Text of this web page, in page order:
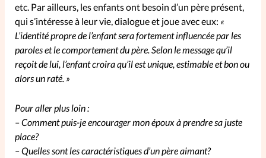
etc. Par ailleurs, les enfants ont besoin d’un père présent,
qui s’intéresse à leur vie, dialogue et joue avec eux: «
L’identité propre de l’enfant sera fortement influencée par les
paroles et le comportement du père. Selon le message qu’il
reçoit de lui, l’enfant croira qu’il est unique, estimable et bon ou
alors un raté. »
Pour aller plus loin :
– Comment puis-je encourager mon époux à prendre sa juste
place?
– Quelles sont les caractéristiques d’un père aimant?